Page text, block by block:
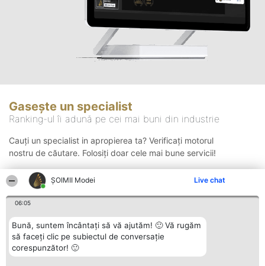
ȘOIMII Modei Live chat
06:05
Bună, suntem încântați să vă ajutăm! 🙂 Vă rugăm
să faceți clic pe subiectul de conversație
corespunzător! 🙂
Gasește un specialist
Ranking-ul îi adună pe cei mai buni din industrie
Cauți un specialist in apropierea ta? Verificați motorul
nostru de căutare. Folosiți doar cele mai bune servicii!